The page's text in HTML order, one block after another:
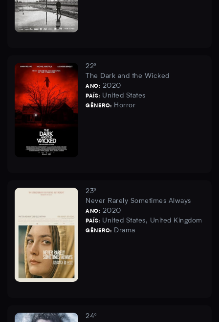
22º
The Dark and the Wicked
ANO: 2020
PAÍS: United States
GÊNERO: Horror
23º
Never Rarely Sometimes Always
ANO: 2020
PAÍS: United States, United Kingdom
GÊNERO: Drama
24º